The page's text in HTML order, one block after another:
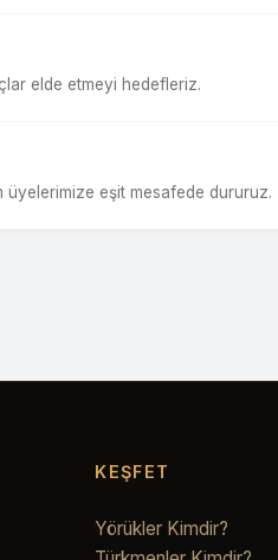
elde etmeyi hedefleriz.
üyelerimize eşit mesafede dururuz.
KEŞFET
Yörükler Kimdir?